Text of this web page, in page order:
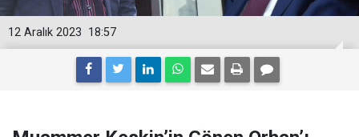
18:57
12 Aralık 2023